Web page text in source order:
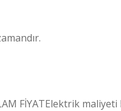
FİYATElektrik